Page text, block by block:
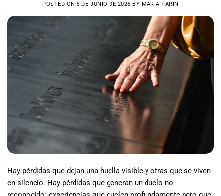
POSTED ON 5 DE JUNIO DE 2026 BY MARIA TARIN
Hay pérdidas que dejan una huella visible y otras que se viven
en silencio. Hay pérdidas que generan un duelo no